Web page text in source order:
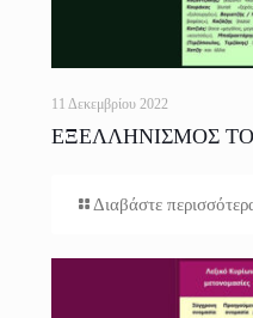
11 Δεκεμβρίου 2022
ΕΞΕΛΛΗΝΙΣΜΟΣ
Διαβάστε